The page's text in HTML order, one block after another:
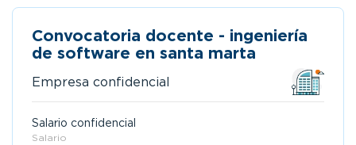
Convocatoria docente - ingeniería
de software en santa marta
Empresa confidencial
Salario confidencial
Salario